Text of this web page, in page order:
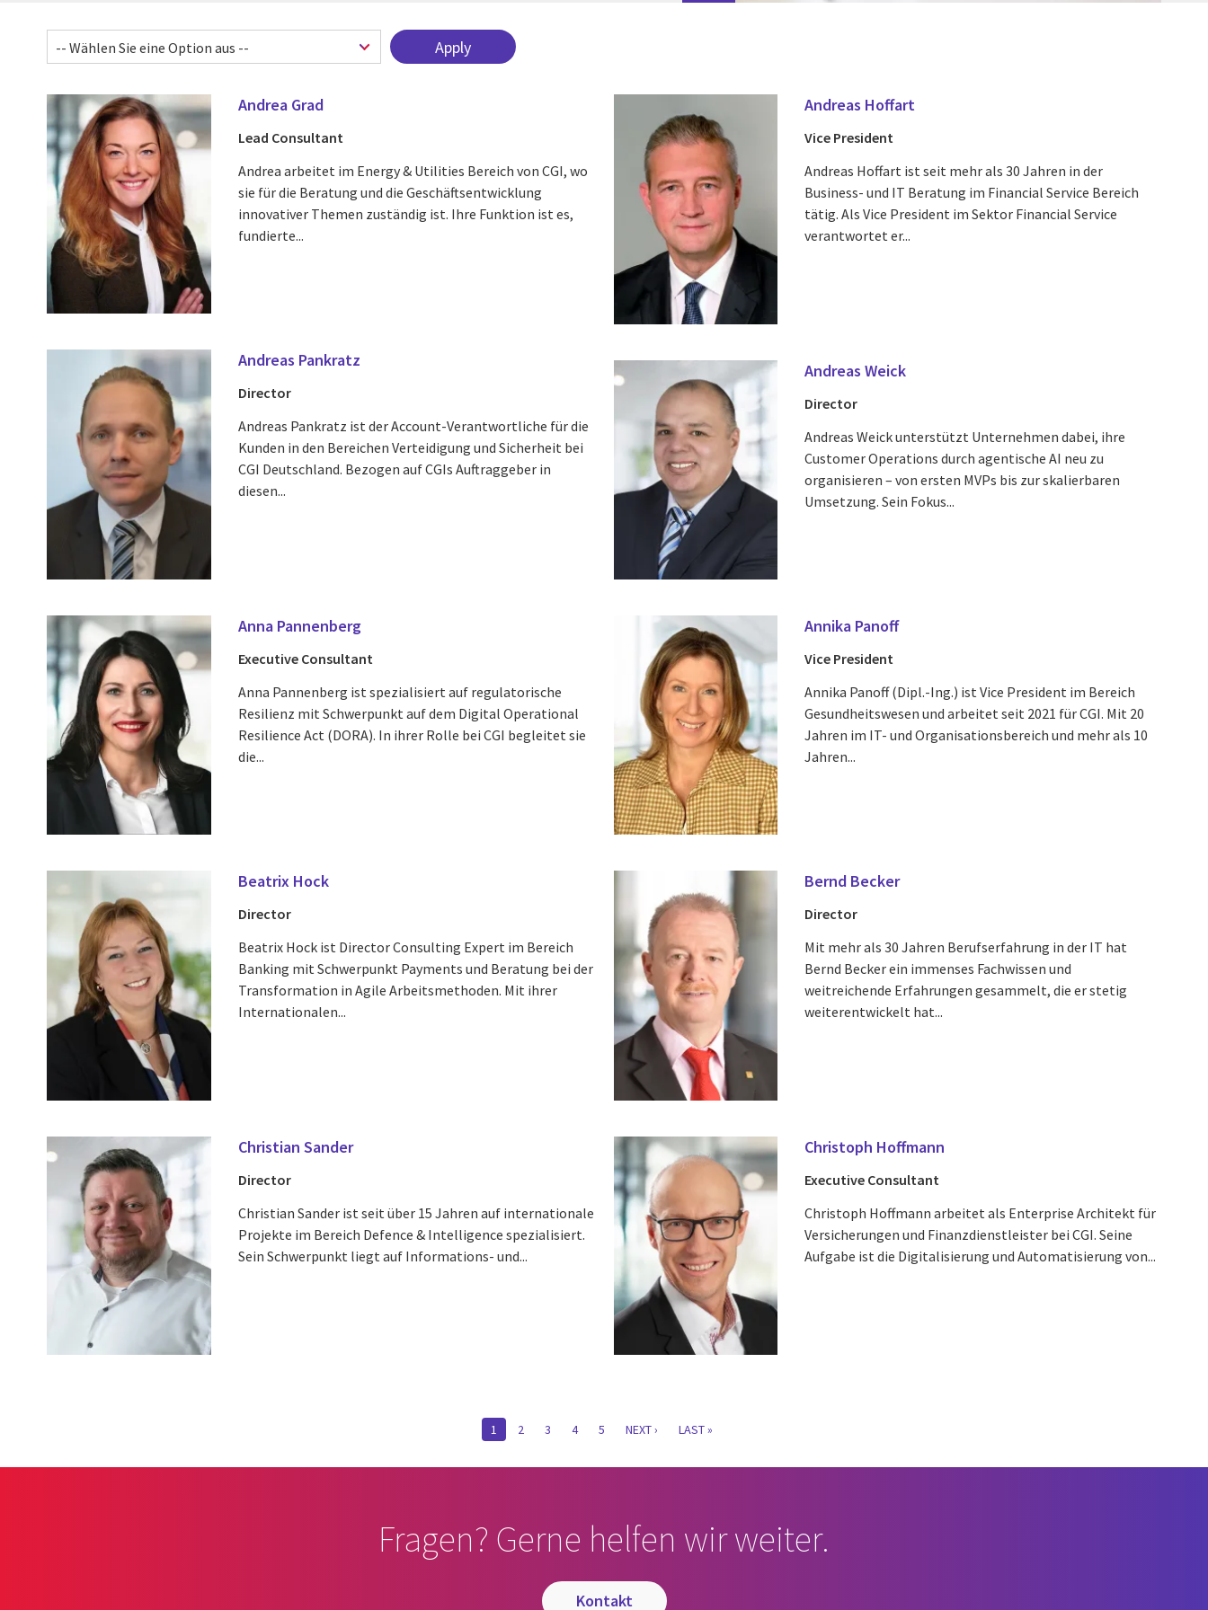
Andrea Grad
Lead Consultant
Andrea arbeitet im Energy & Utilities Bereich von CGI, wo
sie für die Beratung und die Geschäftsentwicklung
innovativer Themen zuständig ist. Ihre Funktion ist es,
fundierte...
Andreas Hoffart
Vice President
Andreas Hoffart ist seit mehr als 30 Jahren in der
Business- und IT Beratung im Financial Service Bereich
tätig. Als Vice President im Sektor Financial Service
verantwortet er...
Andreas Pankratz
Director
Andreas Pankratz ist der Account-Verantwortliche für die
Kunden in den Bereichen Verteidigung und Sicherheit bei
CGI Deutschland. Bezogen auf CGIs Auftraggeber in
diesen...
Andreas Weick
Director
Andreas Weick unterstützt Unternehmen dabei, ihre
Customer Operations durch agentische AI neu zu
organisieren – von ersten MVPs bis zur skalierbaren
Umsetzung. Sein Fokus...
Anna Pannenberg
Executive Consultant
Anna Pannenberg ist spezialisiert auf regulatorische
Resilienz mit Schwerpunkt auf dem Digital Operational
Resilience Act (DORA). In ihrer Rolle bei CGI begleitet sie
die...
Annika Panoff
Vice President
Annika Panoff (Dipl.-Ing.) ist Vice President im Bereich
Gesundheitswesen und arbeitet seit 2021 für CGI. Mit 20
Jahren im IT- und Organisationsbereich und mehr als 10
Jahren...
Beatrix Hock
Director
Beatrix Hock ist Director Consulting Expert im Bereich
Banking mit Schwerpunkt Payments und Beratung bei der
Transformation in Agile Arbeitsmethoden. Mit ihrer
Internationalen...
Bernd Becker
Director
Mit mehr als 30 Jahren Berufserfahrung in der IT hat
Bernd Becker ein immenses Fachwissen und
weitreichende Erfahrungen gesammelt, die er stetig
weiterentwickelt hat...
Christian Sander
Director
Christian Sander ist seit über 15 Jahren auf internationale
Projekte im Bereich Defence & Intelligence spezialisiert.
Sein Schwerpunkt liegt auf Informations- und...
Christoph Hoffmann
Executive Consultant
Christoph Hoffmann arbeitet als Enterprise Architekt für
Versicherungen und Finanzdienstleister bei CGI. Seine
Aufgabe ist die Digitalisierung und Automatisierung von...
CURRENT
1 PAGE
2 PAGE
3 PAGE
4 PAGE
5
NÄCHSTE
NEXT ›
LETZTE
LAST »
Fragen? Gerne helfen wir weiter.
kontakt